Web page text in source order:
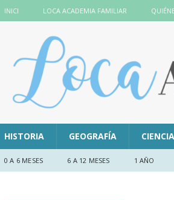
INICI LOCA ACADEMIA FAMILIAR
HISTORIA GEOGRAFÍA
0 A 6 MESES 6 A 12 MESES 1 AÑO